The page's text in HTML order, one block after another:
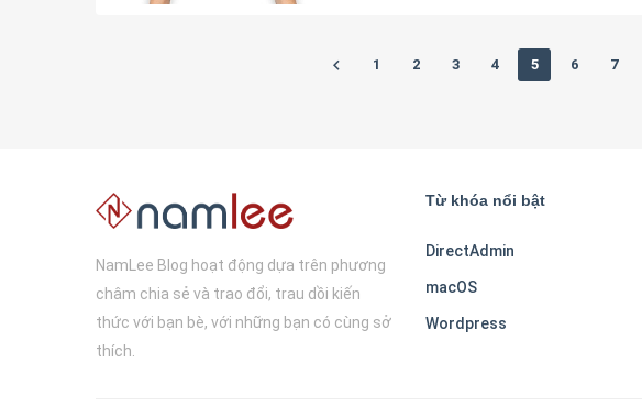
1 2 3 4 5 6 7
NamLee Blog hoạt động dựa trên phương
châm chia sẻ và trao đổi, trau dồi kiến
thức với bạn bè, với những bạn có cùng sở
thích.
Từ khóa nổi bật
DirectAdmin
macOS
Wordpress